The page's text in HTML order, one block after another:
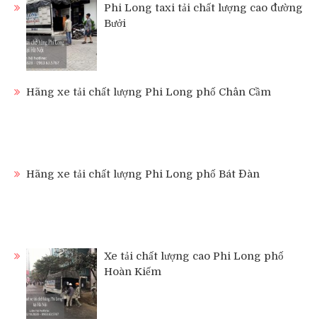
Phi Long taxi tải chất lượng cao đường
Bưởi
Hãng xe tải chất lượng Phi Long phố Chân Cầm
Hãng xe tải chất lượng Phi Long phố Bát Đàn
Xe tải chất lượng cao Phi Long phố
Hoàn Kiếm